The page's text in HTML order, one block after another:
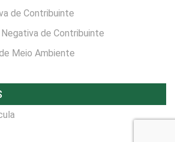
de Contribuinte
de Contribuinte
Meio Ambiente